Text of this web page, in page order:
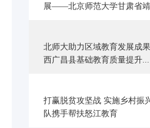
展——北京师范大学甘肃省靖
北师大助力区域教育发展成
西广昌县基础教育质量提升...
打赢脱贫攻坚战 实施乡村
队携手帮扶怒江教育